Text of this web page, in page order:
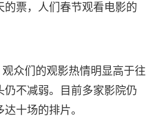
的票，人们春节观看电影的
众们的观影热情明显高于往
仍不减弱。目前多家影院仍
十场的排片。